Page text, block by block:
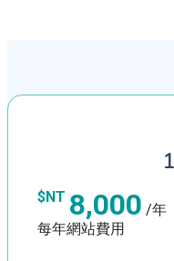
$NT 8,000 /年
每年網站費用